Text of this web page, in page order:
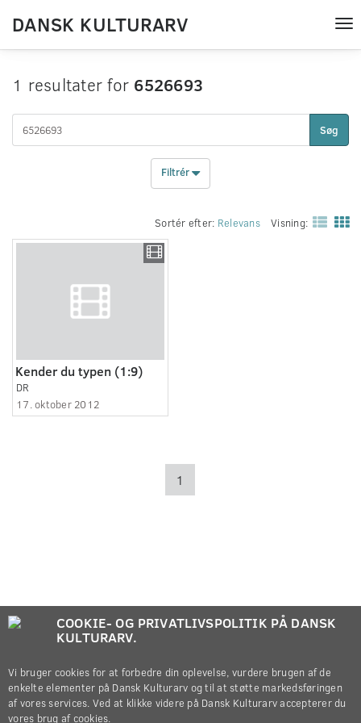
DANSK KULTURARV
1 resultater for 6526693
Søg
Filtrér
Sortér efter: Relevans Visning:
Kender du typen (1:9)
DR
17. oktober 2012
1
COOKIE- OG PRIVATLIVSPOLITIK PÅ DANSK
KULTURARV.
Vi bruger cookies for at forbedre din oplevelse, vurdere brugen af de
enkelte elementer på Dansk Kulturarv og til at støtte markedsføringen
af vores services. Ved at klikke videre på Dansk Kulturarv accepterer du
vores brug af cookies.